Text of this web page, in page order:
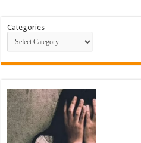
Categories